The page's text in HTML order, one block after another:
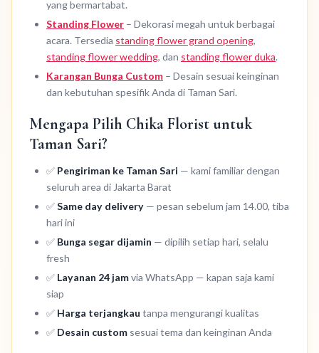
yang bermartabat.
Standing Flower – Dekorasi megah untuk berbagai
acara. Tersedia standing flower grand opening,
standing flower wedding, dan standing flower duka.
Karangan Bunga Custom – Desain sesuai keinginan
dan kebutuhan spesifik Anda di Taman Sari.
Mengapa Pilih Chika Florist untuk
Taman Sari?
✅ Pengiriman ke Taman Sari — kami familiar dengan
seluruh area di Jakarta Barat
✅Same day delivery — pesan sebelum jam 14.00, tiba
hari ini
✅ Bunga segar dijamin — dipilih setiap hari, selalu
fresh
✅ Layanan 24 jamvia WhatsApp — kapan saja kami
siap
✅ Harga terjangkau tanpa mengurangi kualitas
✅ Desain custom sesuai tema dan keinginan Anda